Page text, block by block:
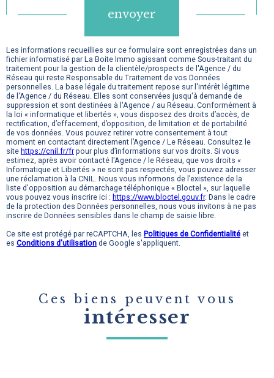
envoyer
Les informations recueillies sur ce formulaire sont enregistrées dans un
fichier informatisé par La Boite Immo agissant comme Sous-traitant du
traitement pour la gestion de la clientèle/prospects de l'Agence / du
Réseau qui reste Responsable du Traitement de vos Données
personnelles. La base légale du traitement repose sur l'intérêt légitime
de l'Agence / du Réseau. Elles sont conservées jusqu'à demande de
suppression et sont destinées à l'Agence / au Réseau. Conformément à
la loi « informatique et libertés », vous disposez des droits d’accès, de
rectification, d’effacement, d’opposition, de limitation et de portabilité
de vos données. Vous pouvez retirer votre consentement à tout
moment en contactant directement l’Agence / Le Réseau. Consultez le
site https://cnil.fr/fr pour plus d’informations sur vos droits. Si vous
estimez, après avoir contacté l'Agence / le Réseau, que vos droits «
Informatique et Libertés » ne sont pas respectés, vous pouvez adresser
une réclamation à la CNIL. Nous vous informons de l’existence de la
liste d'opposition au démarchage téléphonique « Bloctel », sur laquelle
vous pouvez vous inscrire ici : https://www.bloctel.gouv.fr. Dans le cadre
de la protection des Données personnelles, nous vous invitons à ne pas
inscrire de Données sensibles dans le champ de saisie libre.
Ce site est protégé par reCAPTCHA, les Politiques de Confidentialité et
es Conditions d'utilisation de Google s'appliquent.
Ces biens peuvent vous
intéresser